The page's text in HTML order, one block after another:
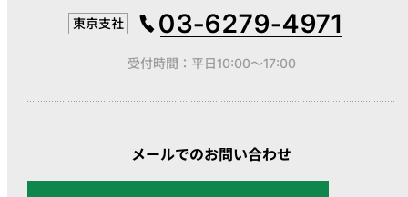
東京支社 03-6279-4971
受付時間：平日10:00～17:00
メールでのお問い合わせ